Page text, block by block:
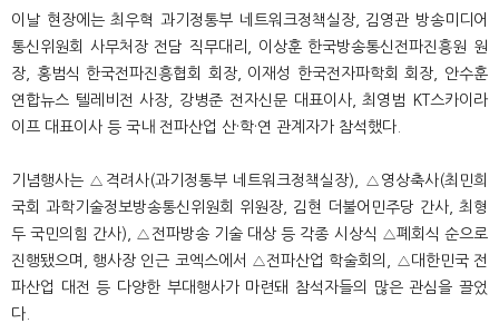
이날 현장에는 최우혁 과기정통부 네트워크정책실장, 김영관 방송미디어
통신위원회 사무처장 전담 직무대리, 이상훈 한국방송통신전파진흥원 원
장, 홍범식 한국전파진흥협회 회장, 이재성 한국전자파학회 회장, 안수훈
연합뉴스 텔레비전 사장, 강병준 전자신문 대표이사, 최영범 KT스카이라
이프 대표이사 등 국내 전파산업 산·학·연 관계자가 참석했다.
기념행사는 △격려사(과기정통부 네트워크정책실장), △영상축사(최민희
국회 과학기술정보방송통신위원회 위원장, 김현 더불어민주당 간사, 최형
두 국민의힘 간사), △전파방송 기술 대상 등 각종 시상식 △폐회식 순으로
진행됐으며, 행사장 인근 코엑스에서 △전파산업 학술회의, △대한민국 전
파산업 대전 등 다양한 부대행사가 마련돼 참석자들의 많은 관심을 끌었
다.